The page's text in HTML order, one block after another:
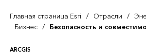
Главная страница Esri / Отрасли /
Бизнес / Безопасность и
ARCGIS